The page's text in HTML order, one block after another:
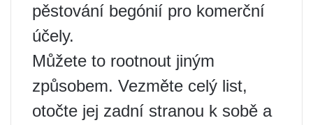
pěstování begónií pro komerční
účely.
Můžete to rootnout jiným
způsobem. Vezměte celý list,
otočte jej zadní stranou k sobě a